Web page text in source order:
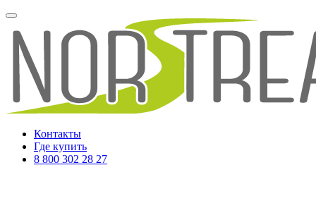
Контакты
Где купить
8 800 302 28 27